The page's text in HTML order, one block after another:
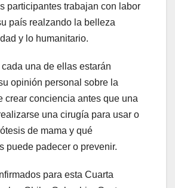
participantes trabajan con labor
país realzando la belleza
y lo humanitario.
una de ellas estarán
opinión personal sobre la
crear conciencia antes que una
una cirugía para usar o
de mama y qué
puede padecer o prevenir.
para esta Cuarta